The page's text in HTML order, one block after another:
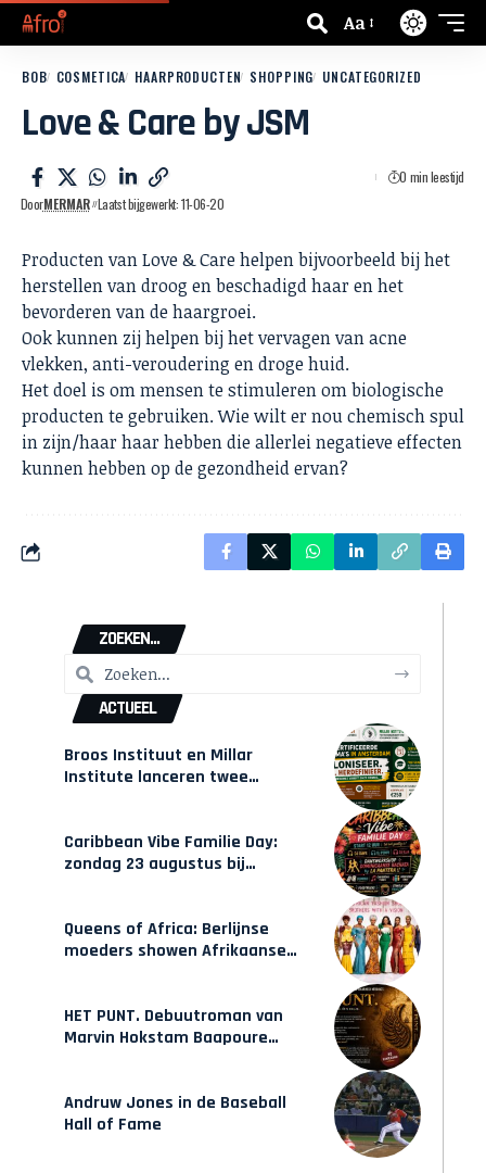
Aa
BOB COSMETICA HAARPRODUCTEN SHOPPING UNCATEGORIZED
Love & Care by JSM
DoorMERMAR Laatst bijgewerkt: 11-06-20
0 min leestijd
Producten van Love & Care helpen bijvoorbeeld bij het
herstellen van droog en beschadigd haar en het
bevorderen van de haargroei.
Ook kunnen zij helpen bij het vervagen van acne
vlekken, anti-veroudering en droge huid.
Het doel is om mensen te stimuleren om biologische
producten te gebruiken. Wie wilt er nou chemisch spul
in zijn/haar haar hebben die allerlei negatieve effecten
kunnen hebben op de gezondheid ervan?
ZOEKEN...
ACTUEEL
Broos Instituut en Millar
Institute lanceren twee
Caribbean Vibe Familie Day:
zondag 23 augustus bij
Queens of Africa: Berlijnse
moeders showen Afrikaanse
HET PUNT. Debuutroman van
Marvin Hokstam Baapoure
Andruw Jones in de Baseball
Hall of Fame